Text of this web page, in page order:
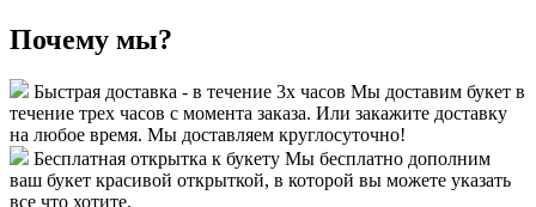
Почему мы?
Быстрая доставка - в течение 3х часов Мы доставим букет в
течение трех часов с момента заказа. Или закажите доставку
на любое время. Мы доставляем круглосуточно!
Бесплатная открытка к букету Мы бесплатно дополним
ваш букет красивой открыткой, в которой вы можете указать
все что хотите.